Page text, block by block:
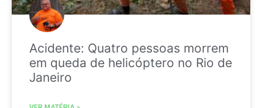
Acidente: Quatro pessoas morrem
em queda de helicóptero no Rio de
Janeiro